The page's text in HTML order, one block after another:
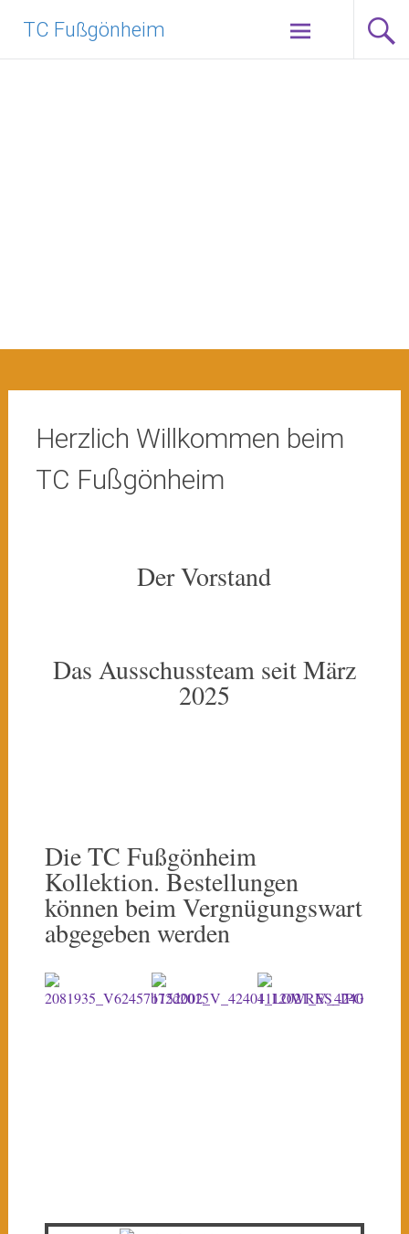
TC Fußgönheim
Herzlich Willkommen beim
TC Fußgönheim
Der Vorstand
Das Ausschussteam seit März
2025
Die TC Fußgönheim
Kollektion. Bestellungen
können beim Vergnügungswart
abgegeben werden